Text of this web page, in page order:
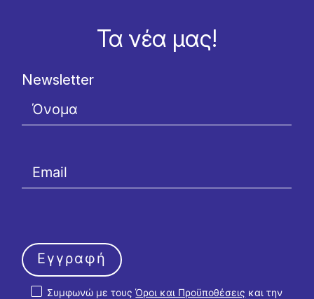
Τα νέα μας!
Newsletter
Συμφωνώ με τουςΌροι και Προϋποθέσεις και την
Εγγραφή